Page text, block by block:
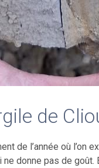
de
de l’année où
donne pas de